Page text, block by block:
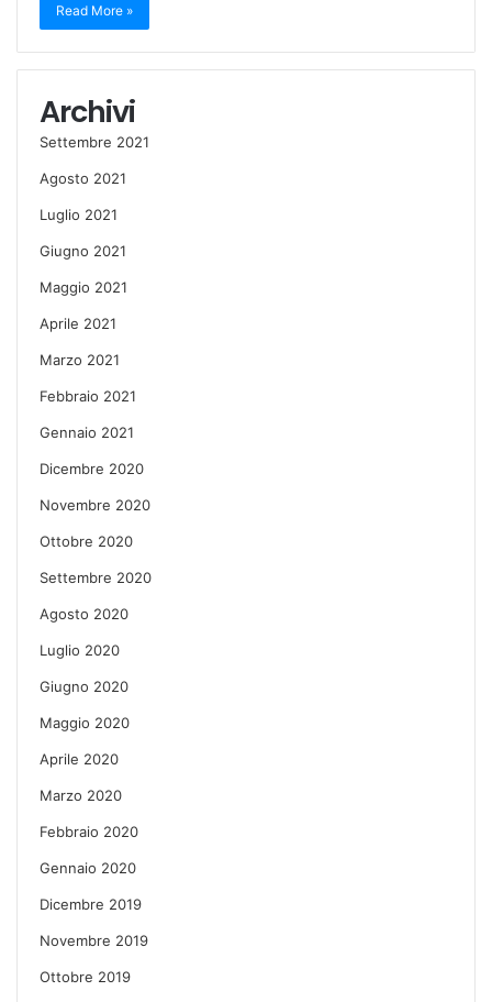
Read More »
Archivi
Settembre 2021
Agosto 2021
Luglio 2021
Giugno 2021
Maggio 2021
Aprile 2021
Marzo 2021
Febbraio 2021
Gennaio 2021
Dicembre 2020
Novembre 2020
Ottobre 2020
Settembre 2020
Agosto 2020
Luglio 2020
Giugno 2020
Maggio 2020
Aprile 2020
Marzo 2020
Febbraio 2020
Gennaio 2020
Dicembre 2019
Novembre 2019
Ottobre 2019